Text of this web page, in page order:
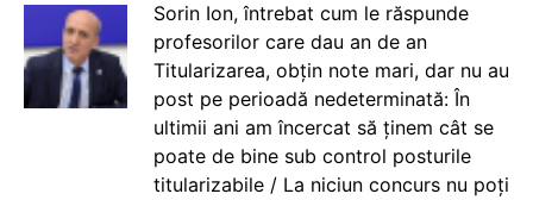
Sorin Ion, întrebat cum le răspunde
profesorilor care dau an de an
Titularizarea, obțin note mari, dar nu au
post pe perioadă nedeterminată: În
ultimii ani am încercat să ținem cât se
poate de bine sub control posturile
titularizabile / La niciun concurs nu poți